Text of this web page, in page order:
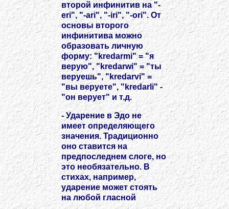
второй инфинитив на "-
eri", "-ari", "-iri", "-ori". От
основы второго
инфинитива можно
образовать личную
форму: "kredarmi" = "я
верую", "kredarwi" = "ты
веруешь", "kredarvi" =
"вы веруете", "kredarli" -
"он верует" и т.д.
- Ударение в Эдо не
имеет определяющего
значения. Традиционно
оно ставится на
предпоследнем слоге, но
это необязательно. В
стихах, например,
ударение может стоять
на любой гласной